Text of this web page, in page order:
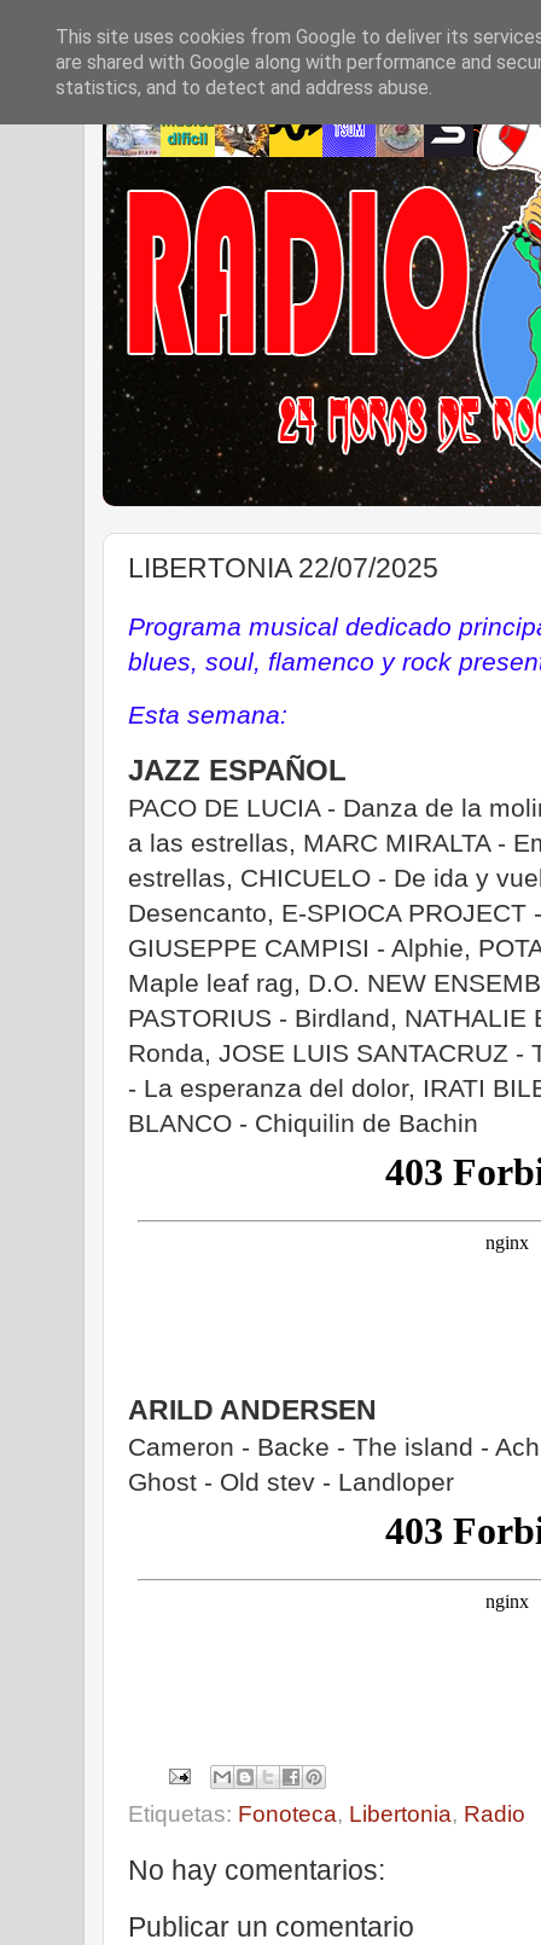
LIBERTONIA 22/07/2025
Programa musical dedicado
blues, soul, flamenco y rock
Esta semana:
JAZZ ESPAÑOL
PACO DE LUCIA - Danza de la
a las estrellas, MARC MIRALTA -
estrellas, CHICUELO - De ida y
Desencanto, E-SPIOCA PROJECT
GIUSEPPE CAMPISI - Alphie,
Maple leaf rag, D.O. NEW
PASTORIUS - Birdland,
Ronda, JOSE LUIS SANTACRUZ -
- La esperanza del dolor, IRATI
BLANCO - Chiquilin de Bachin
ARILD ANDERSEN
Cameron - Backe - The island -
Ghost - Old stev - Landloper
Etiquetas: Fonoteca, Libertonia, Radio
No hay comentarios:
Publicar un comentario
This site uses cookies from Google to deliver its
are shared with Google along with performance and
statistics, and to detect and address abuse.